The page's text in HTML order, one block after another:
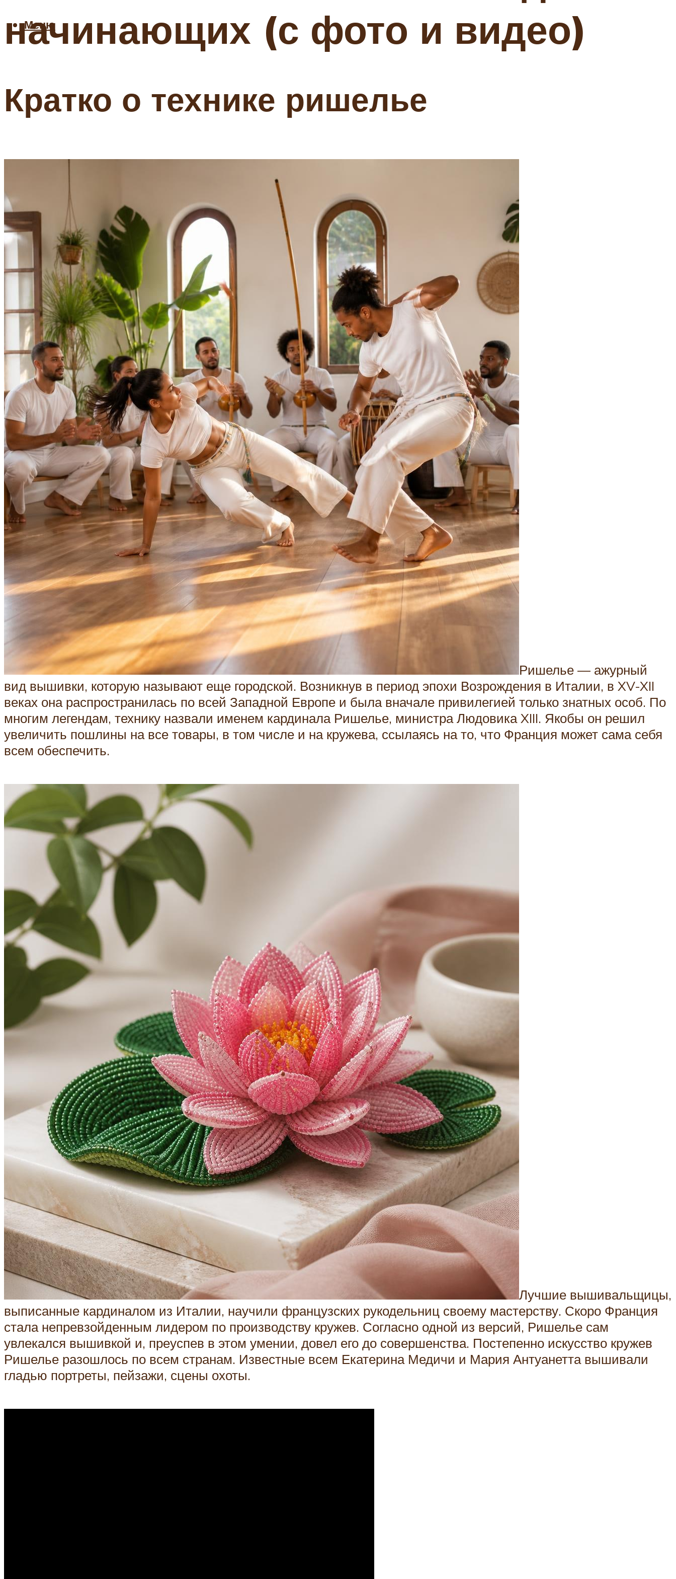
Меню
начинающих (с фото и видео)
Кратко о технике ришелье
Ришелье — ажурный
вид вышивки, которую называют еще городской. Возникнув в период эпохи Возрождения в Италии, в XV-XII
веках она распространилась по всей Западной Европе и была вначале привилегией только знатных особ. По
многим легендам, технику назвали именем кардинала Ришелье, министра Людовика XIII. Якобы он решил
увеличить пошлины на все товары, в том числе и на кружева, ссылаясь на то, что Франция может сама себя
всем обеспечить.
Лучшие вышивальщицы,
выписанные кардиналом из Италии, научили французских рукодельниц своему мастерству. Скоро Франция
стала непревзойденным лидером по производству кружев. Согласно одной из версий, Ришелье сам
увлекался вышивкой и, преуспев в этом умении, довел его до совершенства. Постепенно искусство кружев
Ришелье разошлось по всем странам. Известные всем Екатерина Медичи и Мария Антуанетта вышивали
гладью портреты, пейзажи, сцены охоты.